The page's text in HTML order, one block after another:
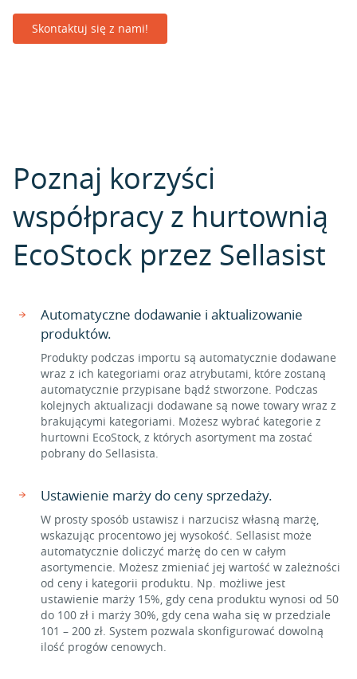
Skontaktuj się z nami!
Poznaj korzyści
współpracy z hurtownią
EcoStock przez Sellasist
Automatyczne dodawanie i aktualizowanie
produktów.
Produkty podczas importu są automatycznie dodawane
wraz z ich kategoriami oraz atrybutami, które zostaną
automatycznie przypisane bądź stworzone. Podczas
kolejnych aktualizacji dodawane są nowe towary wraz z
brakującymi kategoriami. Możesz wybrać kategorie z
hurtowni EcoStock, z których asortyment ma zostać
pobrany do Sellasista.
Ustawienie marży do ceny sprzedaży.
W prosty sposób ustawisz i narzucisz własną marżę,
wskazując procentowo jej wysokość. Sellasist może
automatycznie doliczyć marżę do cen w całym
asortymencie. Możesz zmieniać jej wartość w zależności
od ceny i kategorii produktu. Np. możliwe jest
ustawienie marży 15%, gdy cena produktu wynosi od 50
do 100 zł i marży 30%, gdy cena waha się w przedziale
101 – 200 zł. System pozwala skonfigurować dowolną
ilość progów cenowych.